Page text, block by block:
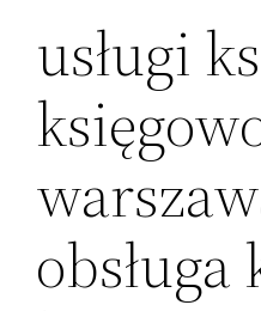
usługi
obsługa